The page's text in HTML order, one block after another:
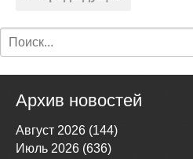
Архив новостей
Август 2026 (144)
Июль 2026 (636)